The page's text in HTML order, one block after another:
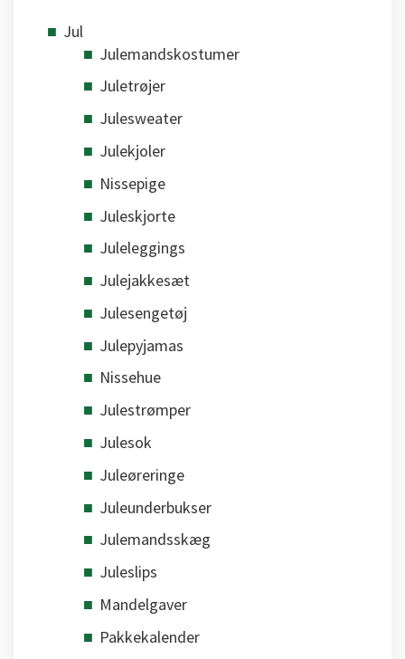
Jul
Julemandskostumer
Juletrøjer
Julesweater
Julekjoler
Nissepige
Juleskjorte
Juleleggings
Julejakkesæt
Julesengetøj
Julepyjamas
Nissehue
Julestrømper
Julesok
Juleøreringe
Juleunderbukser
Julemandsskæg
Juleslips
Mandelgaver
Pakkekalender